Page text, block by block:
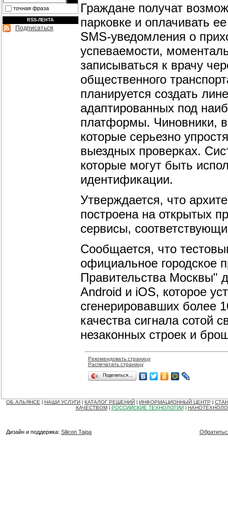
точная фраза
RSS-ЛЕНТА
Подписаться
Граждане получат
парковке и оплачивать
SMS-уведомления о
успеваемости,
записываться к врачу
общественного
планируется создать
адаптированных под
платформы. Чиновники,
которые серьезно
выездных проверках.
которые могут быть
идентификации.
Утверждается, что
построена на открытых
сервисы,
Сообщается, что
официальное городское
Правительства Москвы"
Android и iOS, которое
сгенерировавших более
качества сигнала сотой
незаконных строек и
Рекомендовать страницу
Распечатать страницу
Поделиться…
ОБ АЛЬЯНСЕ НАШИ УСЛУГИ КАТАЛОГ РЕШЕНИЙ ИНФОРМАЦИОННЫЙ ЦЕНТР
КАЧЕСТВОМ
РОССИЙСКИЕ ТЕХНОЛОГИИ
Дизайн и поддержка: Silicon Taiga